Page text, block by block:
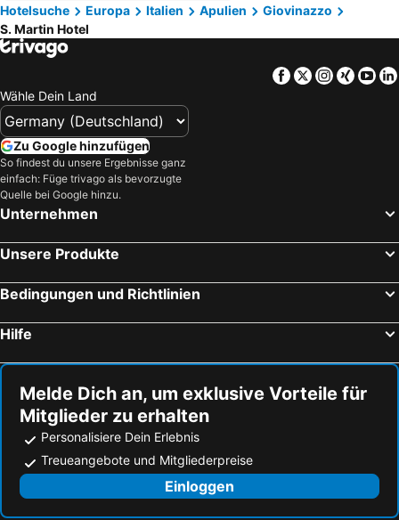
Hotelsuche
Europa Italien Apulien
Giovinazzo
S. Martin Hotel
Facebook
TwitterXing
Wähle Dein Land
Zu Google hinzufügen
So findest du unsere Ergebnisse ganz
einfach: Füge trivago als bevorzugte
Quelle bei Google hinzu.
Unternehmen
Unsere Produkte
Bedingungen und Richtlinien
Hilfe
Melde Dich an, um exklusive Vorteile für
Mitglieder zu erhalten
Personalisiere Dein Erlebnis
Treueangebote und Mitgliederpreise
Einloggen